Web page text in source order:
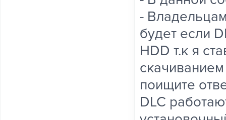
-
будет если
HDD т.к я
поищите
DLC